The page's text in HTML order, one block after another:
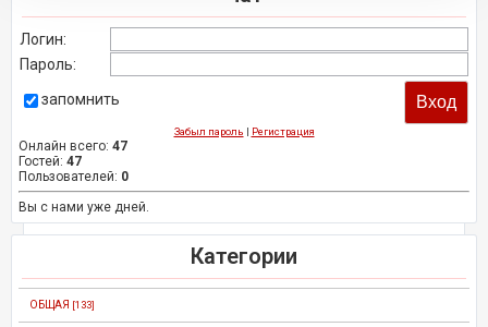
Логин:
Пароль:
запомнить
Забыл пароль | Регистрация
Онлайн всего: 47
Гостей: 47
Пользователей: 0
Вы с нами уже дней.
Категории
ОБЩАЯ [133]